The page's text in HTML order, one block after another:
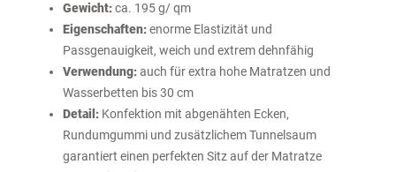
Gewicht:ca. 195 g/ qm
Eigenschaften:enorme Elastizität und
Passgenauigkeit, weich und extrem dehnfähig
Verwendung:auch für extra hohe Matratzen und
Wasserbetten bis 30 cm
Detail: Konfektion mit abgenähten Ecken,
Rundumgummi und zusätzlichem Tunnelsaum
garantiert einen perfekten Sitz auf der Matratze